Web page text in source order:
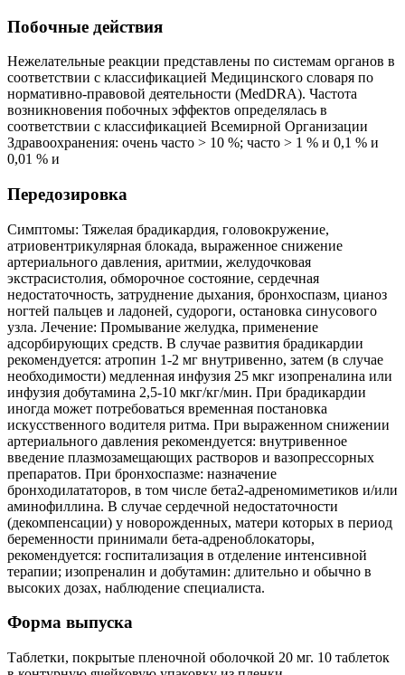
Побочные действия
Нежелательные реакции представлены по системам органов в
соответствии с классификацией Медицинского словаря по
нормативно-правовой деятельности (MedDRA). Частота
возникновения побочных эффектов определялась в
соответствии с классификацией Всемирной Организации
Здравоохранения: очень часто > 10 %; часто > 1 % и 0,1 % и
0,01 % и
Передозировка
Симптомы: Тяжелая брадикардия, головокружение,
атриовентрикулярная блокада, выраженное снижение
артериального давления, аритмии, желудочковая
экстрасистолия, обморочное состояние, сердечная
недостаточность, затруднение дыхания, бронхоспазм, цианоз
ногтей пальцев и ладоней, судороги, остановка синусового
узла. Лечение: Промывание желудка, применение
адсорбирующих средств. В случае развития брадикардии
рекомендуется: атропин 1-2 мг внутривенно, затем (в случае
необходимости) медленная инфузия 25 мкг изопреналина или
инфузия добутамина 2,5-10 мкг/кг/мин. При брадикардии
иногда может потребоваться временная постановка
искусственного водителя ритма. При выраженном снижении
артериального давления рекомендуется: внутривенное
введение плазмозамещающих растворов и вазопрессорных
препаратов. При бронхоспазме: назначение
бронходилататоров, в том числе бета2-адреномиметиков и/или
аминофиллина. В случае сердечной недостаточности
(декомпенсации) у новорожденных, матери которых в период
беременности принимали бета-адреноблокаторы,
рекомендуется: госпитализация в отделение интенсивной
терапии; изопреналин и добутамин: длительно и обычно в
высоких дозах, наблюдение специалиста.
Форма выпуска
Таблетки, покрытые пленочной оболочкой 20 мг. 10 таблеток